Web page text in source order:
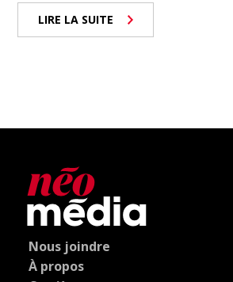
LIRE LA SUITE
Nous joindre
À propos